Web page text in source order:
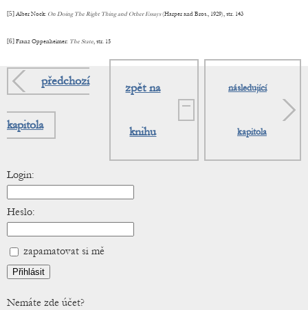
[5] Alber Nock: On Doing The Right Thing and Other Essays(Harper and Bros., 1929), str. 143
[6] Franz Oppenheimer: The State, str. 15
předchozí
kapitola
zpět na
knihu
následující
kapitola
Login:
Heslo:
zapamatovat si mě
Nemáte zde účet?